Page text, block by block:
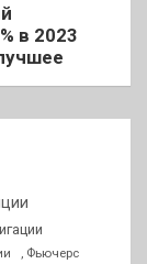
в 2023
, Фьючерс